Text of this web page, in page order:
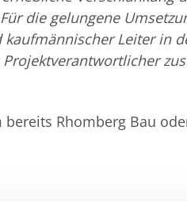
die gelungene
Leiter in
Rhomberg Bau